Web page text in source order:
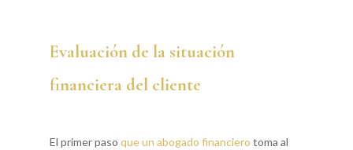
Evaluación de la situación
financiera del cliente
El primer paso que un abogado financiero toma al